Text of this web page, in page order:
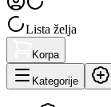
Lista želja
Korpa
Kategorije